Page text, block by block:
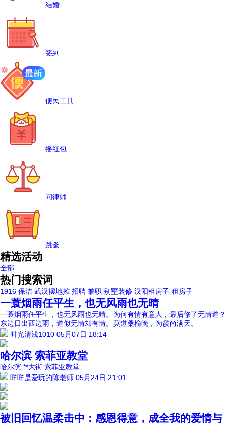
结婚
签到
便民工具
摇红包
问律师
跳蚤
精选活动
全部
热门搜索词
1916 保洁 武汉摆地摊 招聘 兼职 别墅装修 汉阳租房子 租房子
一蓑烟雨任平生，也无风雨也无晴
一蓑烟雨任平生，也无风雨也无晴。为何有情有意人，最后修了无情道？
东边日出西边雨，道似无情却有情。莫道桑榆晚，为霞尚满天。
时光清浅1010 05月07日 18:14
哈尔滨 索菲亚教堂
哈尔滨 **大街 索菲亚教堂
咩咩是爱玩的陈老师 05月24日 21:01
被旧回忆温柔击中：感恩得意，成全我的爱情与